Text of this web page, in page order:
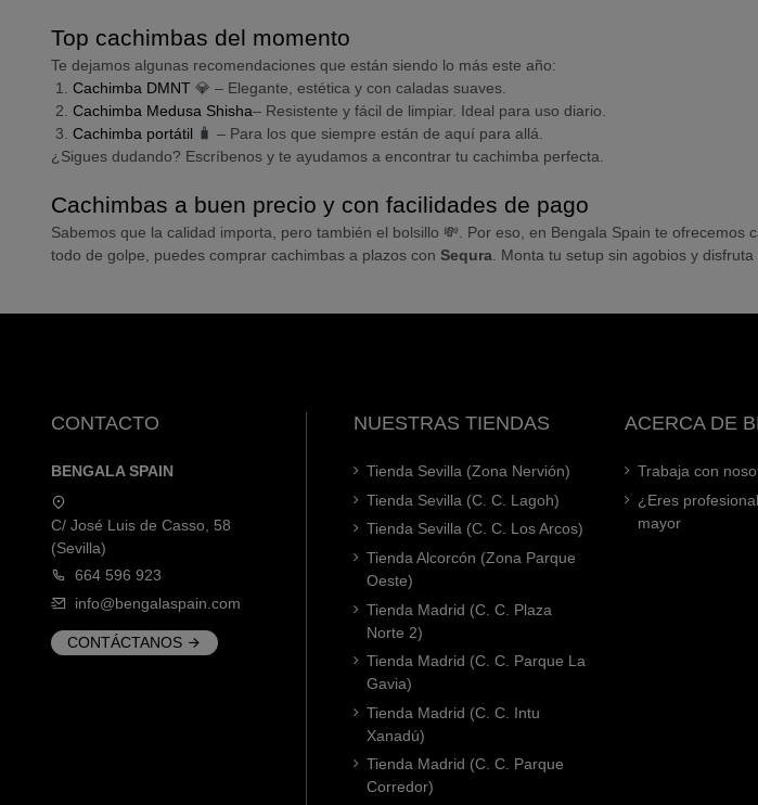
Top cachimbas del momento
Te dejamos algunas recomendaciones que están siendo lo más este año:
1.
Cachimba DMNT 💎 – Elegante, estética y con caladas suaves.
2. Cachimba Medusa Shisha– Resistente y fácil de limpiar. Ideal para uso diario.
3. Cachimba portátil 🧳 – Para los que siempre están de aquí para allá.
¿Sigues dudando? Escríbenos y te ayudamos a encontrar tu cachimba perfecta.
Cachimbas a buen precio y con facilidades de pago
Sabemos que la calidad importa, pero también el bolsillo 💸. Por eso, en Bengala Spain te
todo de golpe, puedes comprar cachimbas a plazos con Sequra . Monta tu setup sin agobios y
CONTACTO
BENGALA SPAIN
C/ José Luis de Casso, 58
(Sevilla)
664 596 923
info@bengalaspain.com
CONTÁCTANOS
NUESTRAS TIENDAS
Tienda Sevilla (Zona Nervión)
Tienda Sevilla (C. C. Lagoh)
Tienda Sevilla (C. C. Los Arcos)
Tienda Alcorcón (Zona Parque
Oeste)
Tienda Madrid (C. C. Plaza
Norte 2)
Tienda Madrid (C. C. Parque La
Gavia)
Tienda Madrid (C. C. Intu
Xanadú)
Tienda Madrid (C. C. Parque
Corredor)
ACERCA DE
Trabaja con
¿Eres
mayor